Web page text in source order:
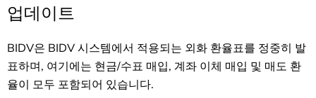
업데이트
BIDV은 BIDV 시스템에서 적용되는 외화 환율표를 정중히 발
표하며, 여기에는 현금/수표 매입, 계좌 이체 매입 및 매도 환
율이 모두 포함되어 있습니다.